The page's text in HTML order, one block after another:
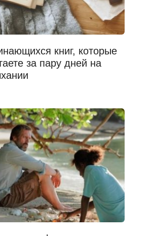
книг, которые
за пару дней на